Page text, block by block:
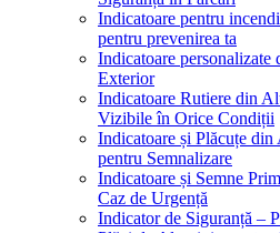
Indicatoare pentru
pentru prevenirea ta
Indicatoare
Exterior
Indicatoare Rutiere din
Vizibile în Orice Condiții
Indicatoare și Plăcuțe
pentru Semnalizare
Indicatoare și Semne
Caz de Urgență
Indicator de Siguranță –